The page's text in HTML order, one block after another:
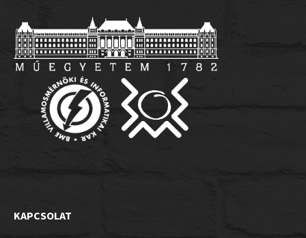
KAPCSOLAT